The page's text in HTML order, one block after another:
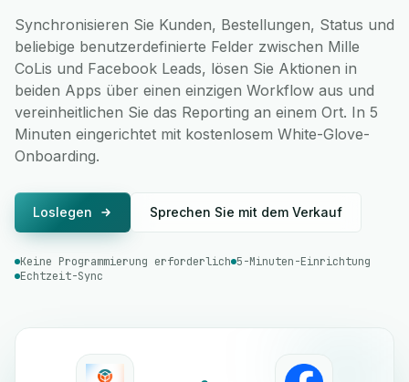
Synchronisieren Sie Kunden, Bestellungen, Status und
beliebige benutzerdefinierte Felder zwischen Mille
CoLis und Facebook Leads, lösen Sie Aktionen in
beiden Apps über einen einzigen Workflow aus und
vereinheitlichen Sie das Reporting an einem Ort. In 5
Minuten eingerichtet mit kostenlosem White-Glove-
Onboarding.
Loslegen Sprechen Sie mit dem Verkauf
Keine Programmierung erforderlich 5-Minuten-Einrichtung
Echtzeit-Sync